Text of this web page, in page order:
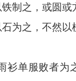
制之，或圆或
之，不然以
单服败者为